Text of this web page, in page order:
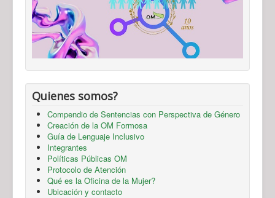
Quienes somos?
Compendio de Sentencias con Perspectiva de Género
Creación de la OM Formosa
Guía de Lenguaje Inclusivo
Integrantes
Políticas Públicas OM
Protocolo de Atención
Qué es la Oficina de la Mujer?
Ubicación y contacto